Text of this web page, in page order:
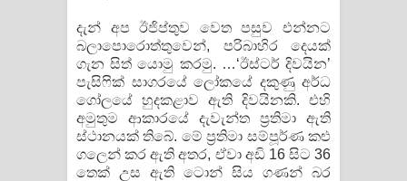
දැන් අප ඊජිප්තුව වෙත පසුව එන්නට
බලාපොරොත්තුවෙන්, පරිබාහිර දෙයක්
ගැන සිත් යොමු කරමු. …‘ඊස්ටර් දිවයින’
පැසිෆික් සාගරයේ ලෝකයේ දකුණු අර්ධ
ගෝලයේ හුදකළාව ඇති දිවයිනකි. එහි
අමුතුම ආකාරයේ දැවැන්ත ප්‍රතිමා ඇති
ස්ථානයක් තිබේ. මේ ප්‍රතිමා සම්පූර්ණ කළු
ගලෙන් කර ඇති අතර, ඒවා අඩි 16 සිට 36
තෙක් උස ඇති ටොන් සිය ගණන් බර